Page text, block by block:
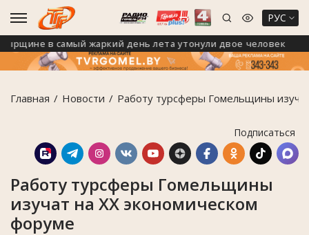
РУС
в самый жаркий день лета утонули двое человек
Главная Новости Работу турсферы Гомельщины
Подписаться
Работу турсферы Гомельщины
изучат на XX экономическом
форуме